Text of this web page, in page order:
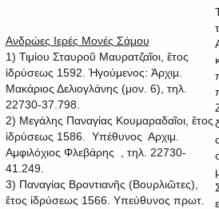
Ανδρώες Ιερές Μονές Σάμου
1) Τιμίου Σταυροῦ Μαυρατζαῖοι, ἔτος
ἱδρύσεως 1592. Ἡγούμενος: Ἀρχιμ.
Μακάριος Δελιογλάνης (μον. 6), τηλ.
22730-37.798.
2) Μεγάλης Παναγίας Κουμαραδαῖοι, ἔτος
ἱδρύσεως 1586. Υπέθυνος Αρχιμ.
Αμφιλόχιος Φλεβάρης , τηλ. 22730-
41.249.
3) Παναγίας Βροντιανῆς (Βουρλιῶτες),
ἔτος ἱδρύσεως 1566. Υπεύθυνος πρωτ.